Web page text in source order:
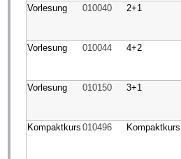
Vorlesung
010040 2+1
Vorlesung
010044 4+2
Vorlesung
010150 3+1
Kompaktkurs 010496 Kompaktkurs